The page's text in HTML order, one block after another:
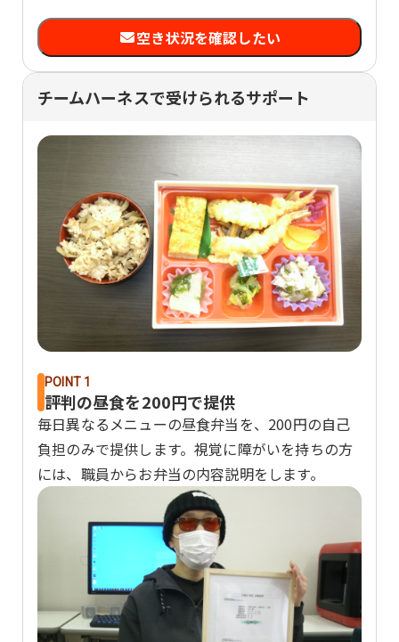
空き状況を確認したい
チームハーネスで受けられるサポート
POINT 1
評判の昼食を200円で提供
毎日異なるメニューの昼食弁当を、200円の自己
負担のみで提供します。視覚に障がいを持ちの方
には、職員からお弁当の内容説明をします。